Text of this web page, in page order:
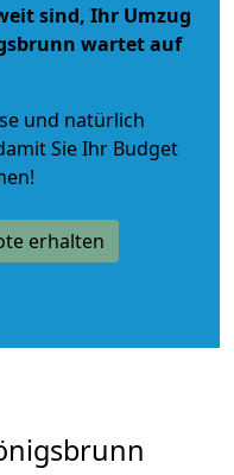
sind, Ihr Umzug
wartet auf
und natürlich
Sie Ihr Budget
erhalten